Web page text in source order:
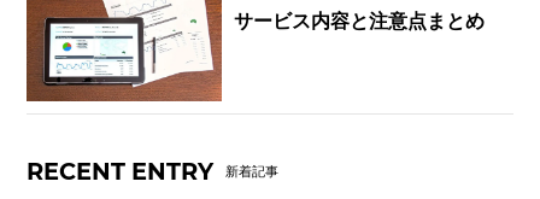
サービス内容と注意点まとめ
RECENT ENTRY 新着記事